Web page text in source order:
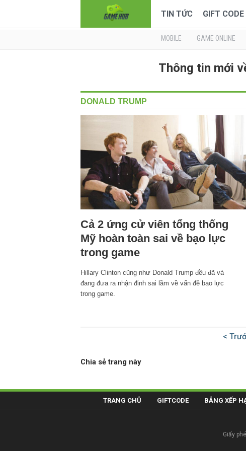
TIN TỨC GIFT CODE
MOBILE GAME ONLINE
Thông tin mới
DONALD TRUMP
Cả 2 ứng cử viên tổng thống
Mỹ hoàn toàn sai về bạo lực
trong game
Hillary Clinton cũng như Donald Trump đều đã và
đang đưa ra nhận định sai lầm về vấn đề bạo lực
trong game.
<
Chia sẻ trang này
TRANG CHỦ GIFTCODE BẢNG XẾP
Giấy